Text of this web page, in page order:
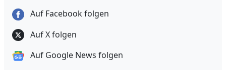
Auf Facebook folgen
Auf X folgen
Auf Google News folgen